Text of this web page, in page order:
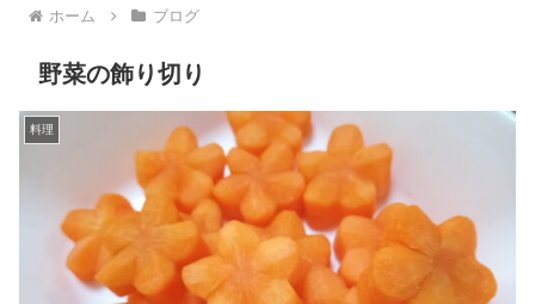
ホーム ブログ
野菜の飾り切り
料理